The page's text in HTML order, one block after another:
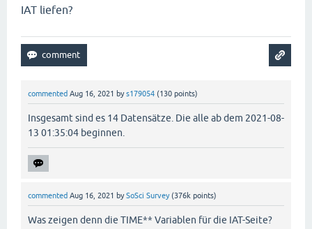
IAT liefen?
commented Aug 16, 2021 bys179054 (130 points)
Insgesamt sind es 14 Datensätze. Die alle ab dem 2021-08-
13 01:35:04 beginnen.
commented Aug 16, 2021 bySoSci Survey (376k points)
Was zeigen denn die TIME** Variablen für die IAT-Seite?